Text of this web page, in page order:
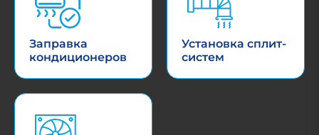
Заправка
кондиционеров
Установка сплит-
систем